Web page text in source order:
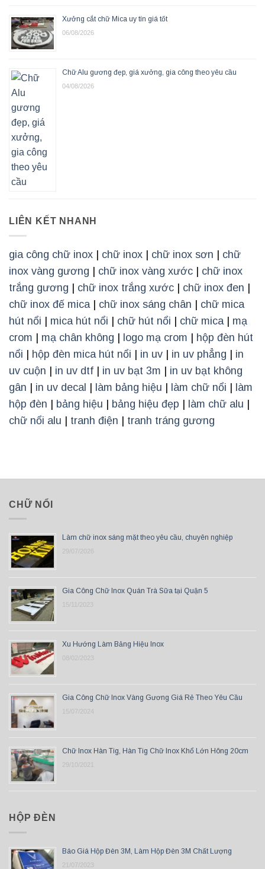
Xưởng cắt chữ Mica uy tín giá tốt
06/08/2026
Chữ Alu gương đẹp, giá xưởng, gia công theo yêu cầu
04/08/2026
LIÊN KẾT NHANH
gia công chữ inox | chữ inox | chữ inox sơn | chữ
inox vàng gương | chữ inox vàng xước | chữ inox
trắng gương | chữ inox trắng xước | chữ inox đen |
chữ inox đế mica | chữ inox sáng chân | chữ mica
hút nổi | mica hút nổi | chữ hút nổi | chữ mica | mạ
crom | mạ chân không | logo mạ crom | hộp đèn hút
nổi | hộp đèn mica hút nổi | in uv | in uv phẳng | in
uv cuộn | in uv dtf | in uv bạt 3m | in uv bạt không
gân | in uv decal | làm bảng hiệu | làm chữ nổi | làm
hộp đèn | bảng hiệu | bảng hiệu đẹp | làm chữ alu |
chữ nổi alu | tranh điện | tranh tráng gương
CHỮ NỔI
Làm chữ inox sáng mặt theo yêu cầu, chuyên nghiệp
29/07/2026
Gia Công Chữ Inox Quán Trà Sữa tại Quận 5
15/11/2023
Xu Hướng Làm Bảng Hiệu Inox
08/02/2023
Gia Công Chữ Inox Vàng Gương Giá Rẻ Theo Yêu Cầu
15/07/2024
Chữ Inox Hàn Tig, Hàn Tig Chữ Inox Khổ Lớn Hông 20cm
29/10/2021
HỘP ĐÈN
Báo Giá Hộp Đèn 3M, Làm Hộp Đèn 3M Chất Lượng
21/07/2023